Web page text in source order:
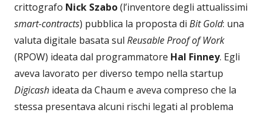
crittografo Nick Szabo(l’inventore degli attualissimi
smart-contracts) pubblica la proposta di Bit Gold: una
valuta digitale basata sul Reusable Proof of Work
(RPOW) ideata dal programmatore Hal Finney. Egli
aveva lavorato per diverso tempo nella startup
Digicash ideata da Chaum e aveva compreso che la
stessa presentava alcuni rischi legati al problema